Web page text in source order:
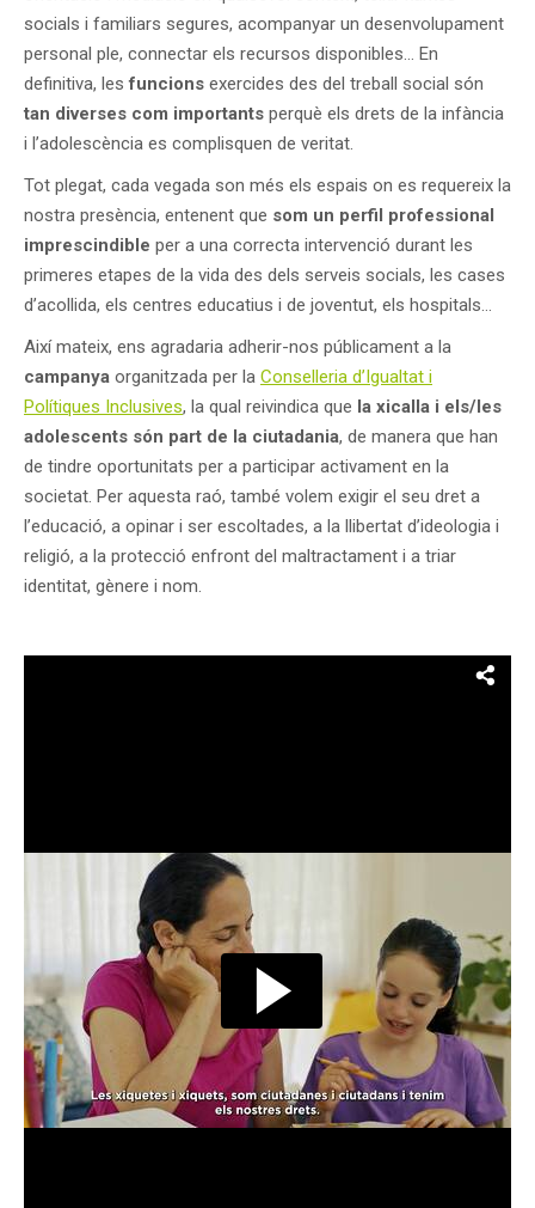
socials i familiars segures, acompanyar un desenvolupament
personal ple, connectar els recursos disponibles… En
definitiva, lesfuncions exercides des del treball social són
tan diverses com importants perquè els drets de la infància
i l’adolescència es complisquen de veritat.
Tot plegat, cada vegada son més els espais on es requereix la
nostra presència, entenent que som un perfil professional
imprescindible per a una correcta intervenció durant les
primeres etapes de la vida des dels serveis socials, les cases
d’acollida, els centres educatius i de joventut, els hospitals…
Així mateix, ens agradaria adherir-nos públicament a la
campanya organitzada per la Conselleria d’Igualtat i
Polítiques Inclusives, la qual reivindica que la xicalla i els/les
adolescents són part de la ciutadania, de manera que han
de tindre oportunitats per a participar activament en la
societat. Per aquesta raó, també volem exigir el seu dret a
l’educació, a opinar i ser escoltades, a la llibertat d’ideologia i
religió, a la protecció enfront del maltractament i a triar
identitat, gènere i nom.